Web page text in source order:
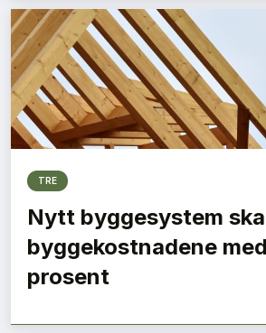
TRE
Nytt byggesystem
byggekostnadene
prosent